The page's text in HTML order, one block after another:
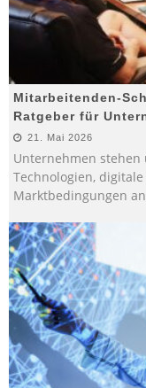
Mitarbeitenden-
Ratgeber für
21. Mai 2026
Unternehmen stehen
Technologien,
Marktbedingungen